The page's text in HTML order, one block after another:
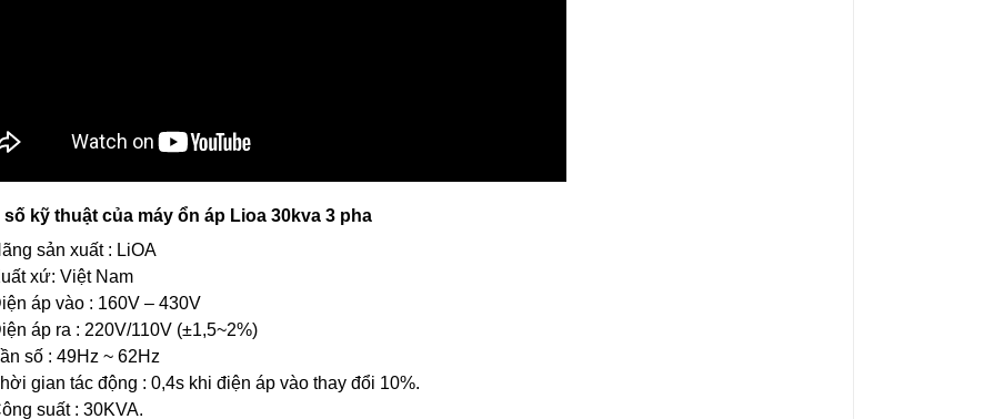
kỹ thuật của máy ổn áp Lioa 30kva 3 pha
sản xuất : LiOA
xứ: Việt Nam
áp vào : 160V – 430V
áp ra : 220V/110V (±1,5~2%)
số : 49Hz ~ 62Hz
gian tác động : 0,4s khi điện áp vào thay đổi 10%.
suất : 30KVA.